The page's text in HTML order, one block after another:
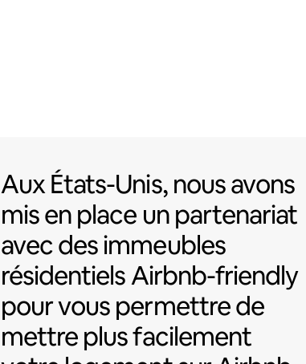
Aux États-Unis, nous
Aux États-Unis, nous avons
mis en place un partenariat
avec des immeubles
résidentiels Airbnb-friendly
pour vous permettre de
mettre plus facilement